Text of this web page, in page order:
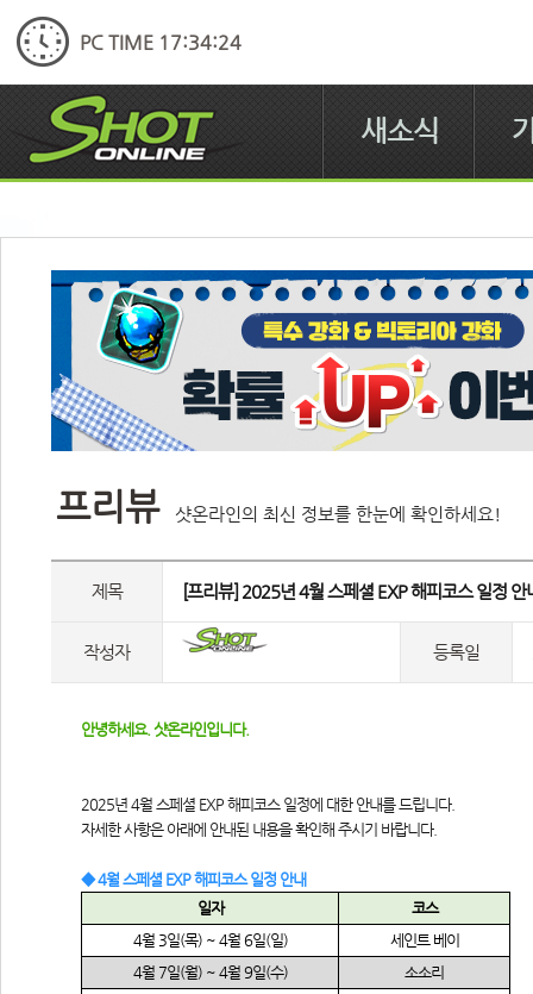
PC TIME 17:34:24
새소식
프리뷰 샷온라인의 최신 정보를 한눈에 확인하세요!
제목 [프리뷰] 2025년 4월 스페셜 EXP 해피코스 일정 안
작성자 등록일
안녕하세요. 샷온라인입니다.
2025년 4월 스페셜 EXP 해피코스 일정에 대한 안내를 드립니다.
자세한 사항은 아래에 안내된 내용을 확인해 주시기 바랍니다.
◆ 4월 스페셜 EXP 해피코스 일정 안내
일자
코스
4월 3일(목) ~ 4월 6일(일)
세인트 베이
4월 7일(월) ~ 4월 9일(수)
소소리